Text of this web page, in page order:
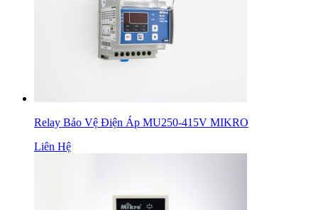
Relay Bảo Vệ Điện Áp MU250-415V MIKRO
Liên Hệ